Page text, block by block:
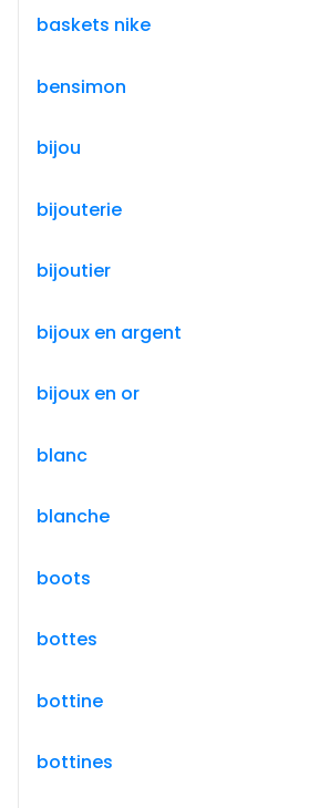
baskets nike
bensimon
bijou
bijouterie
bijoutier
bijoux en argent
bijoux en or
blanc
blanche
boots
bottes
bottine
bottines